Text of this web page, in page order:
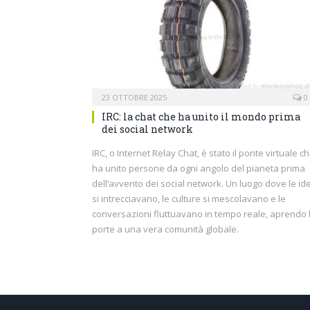
23 OTTOBRE 2025 0
IRC: la chat che ha unito il mondo prima
dei social network
IRC, o Internet Relay Chat, è stato il ponte virtuale
ha unito persone da ogni angolo del pianeta prima
dell’avvento dei social network. Un luogo dove le
si intrecciavano, le culture si mescolavano e le
conversazioni fluttuavano in tempo reale, aprendo
porte a una vera comunità globale.